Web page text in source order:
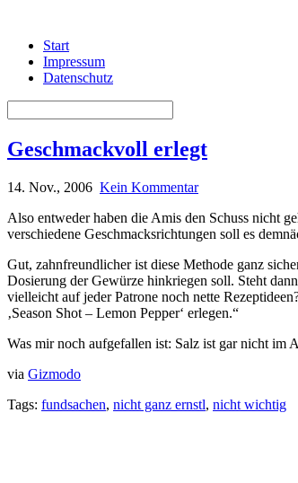
Start
Impressum
Datenschutz
Geschmackvoll erlegt
14. Nov., 2006 Kein Kommentar
Also entweder haben die Amis den Schuss nicht
verschiedene Geschmacksrichtungen soll es
Gut, zahnfreundlicher ist diese Methode ganz
Dosierung der Gewürze hinkriegen soll. Steht
vielleicht auf jeder Patrone noch nette
‚Season Shot – Lemon Pepper‘ erlegen.“
Was mir noch aufgefallen ist: Salz ist gar nicht
via Gizmodo
Tags: fundsachen, nicht ganz ernstl, nicht wichtig